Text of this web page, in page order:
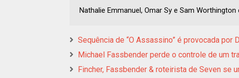
Nathalie Emmanuel, Omar Sy e Sam
Sequência de “O Assassino” é provocada por
Michael Fassbender perde o controle de um
Fincher, Fassbender & roteirista de Seven se